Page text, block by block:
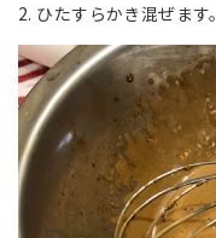
2. ひたすらかき混ぜます。